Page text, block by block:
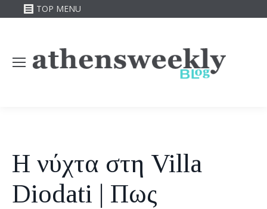
TOP MENU
Η νύχτα στη Villa
Diodati | Πως